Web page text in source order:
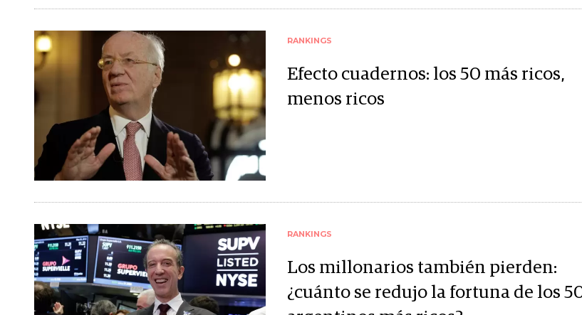
RANKINGS
Efecto cuadernos: los 50 más ricos,
menos ricos
RANKINGS
Los millonarios también pierden:
¿cuánto se redujo la fortuna de los